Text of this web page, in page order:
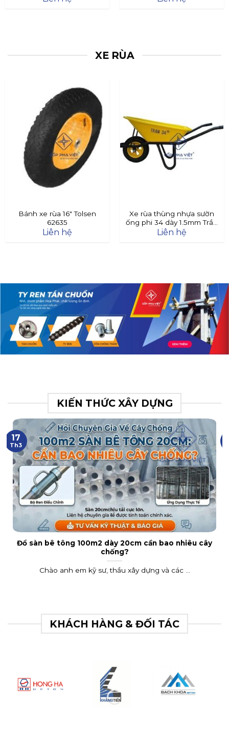
XE RÙA
Bánh xe rùa 16″ Tolsen
62635
Liên hệ
Xe rùa thùng nhựa sườn
ống phi 34 dày 1.5mm Trần
Đà
Liên hệ
KIẾN THỨC XÂY DỰNG
Đổ sàn bê tông 100m2 dày 20cm cần bao nhiêu cây
chống?
Chào anh em kỹ sư, thầu xây dựng và các ...
17
Th3
KHÁCH HÀNG & ĐỐI TÁC